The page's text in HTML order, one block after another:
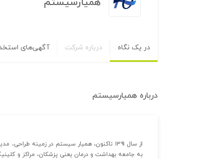
در یک نگاه درباره شرکت آگهی‌های
درباره همیارسیستم
از سال ۱۳۹۱ تاکنون، همیار سیستم در
به جامعه بهداشت و درمان یعنی پزشکان، مراکز و